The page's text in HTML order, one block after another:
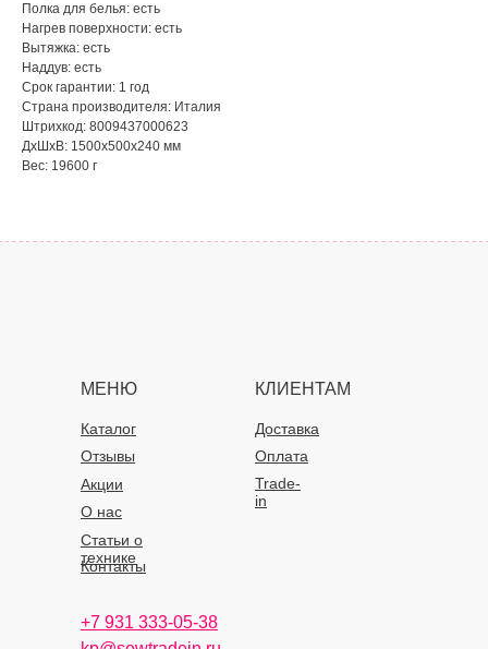
Полка для белья: есть
Нагрев поверхности: есть
Вытяжка: есть
Наддув: есть
Срок гарантии: 1 год
Страна производителя: Италия
Штрихкод: 8009437000623
ДxШxВ: 1500x500x240 мм
Вес: 19600 г
МЕНЮ КЛИЕНТАМ
Каталог
О нас
Доставка
Статьи о
технике
Оплата
Отзывы
Акции
Контакты
Trade-
in
+7 931 333-05-38